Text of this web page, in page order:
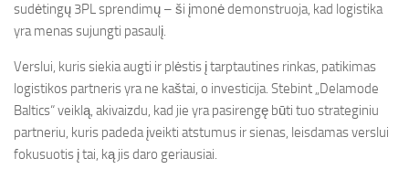
sudėtingų 3PL sprendimų – ši įmonė demonstruoja, kad logistika
yra menas sujungti pasaulį.
Verslui, kuris siekia augti ir plėstis į tarptautines rinkas, patikimas
logistikos partneris yra ne kaštai, o investicija. Stebint „Delamode
Baltics“ veiklą, akivaizdu, kad jie yra pasirengę būti tuo strateginiu
partneriu, kuris padeda įveikti atstumus ir sienas, leisdamas verslui
fokusuotis į tai, ką jis daro geriausiai.